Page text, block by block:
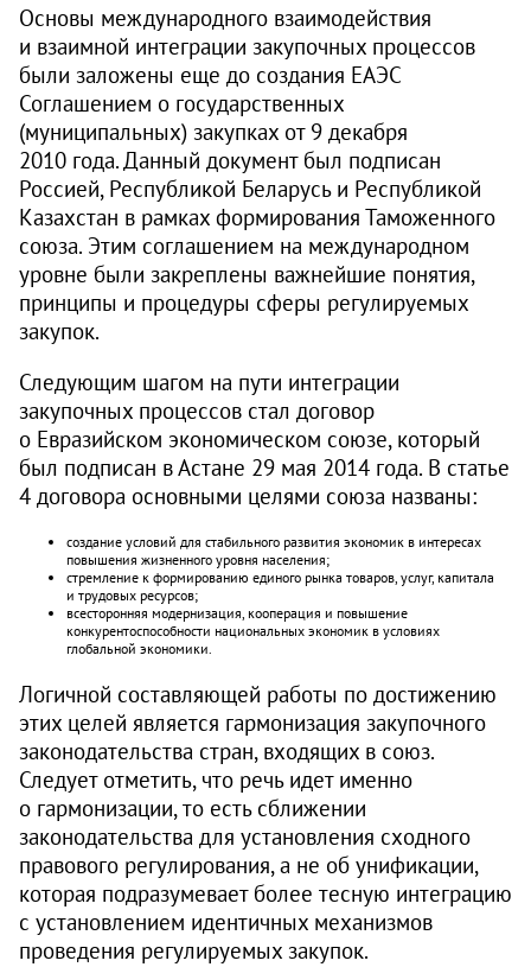
Основы международного взаимодействия
и взаимной интеграции закупочных процессов
были заложены еще до создания ЕАЭС
Соглашением о государственных
(муниципальных) закупках от 9 декабря
2010 года. Данный документ был подписан
Россией, Республикой Беларусь и Республикой
Казахстан в рамках формирования Таможенного
союза. Этим соглашением на международном
уровне были закреплены важнейшие понятия,
принципы и процедуры сферы регулируемых
закупок.
Следующим шагом на пути интеграции
закупочных процессов стал договор
о Евразийском экономическом союзе, который
был подписан в Астане 29 мая 2014 года. В статье
4 договора основными целями союза названы:
создание условий для стабильного развития экономик в интересах
повышения жизненного уровня населения;
стремление к формированию единого рынка товаров, услуг, капитала
и трудовых ресурсов;
всесторонняя модернизация, кооперация и повышение
конкурентоспособности национальных экономик в условиях
глобальной экономики.
Логичной составляющей работы по достижению
этих целей является гармонизация закупочного
законодательства стран, входящих в союз.
Следует отметить, что речь идет именно
о гармонизации, то есть сближении
законодательства для установления сходного
правового регулирования, а не об унификации,
которая подразумевает более тесную интеграцию
с установлением идентичных механизмов
проведения регулируемых закупок.